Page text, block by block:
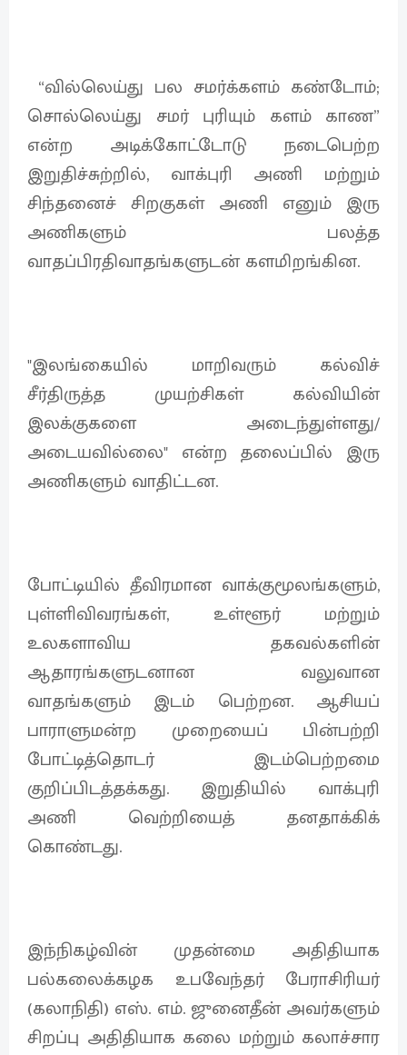
“வில்லெய்து பல சமர்க்களம் கண்டோம்;
சொல்லெய்து சமர் புரியும் களம் காண”
என்ற அடிக்கோட்டோடு நடைபெற்ற
இறுதிச்சுற்றில், வாக்புரி அணி மற்றும்
சிந்தனைச் சிறகுகள் அணி எனும் இரு
அணிகளும் பலத்த
வாதப்பிரதிவாதங்களுடன் களமிறங்கின.
"இலங்கையில் மாறிவரும் கல்விச்
சீர்திருத்த முயற்சிகள் கல்வியின்
இலக்குகளை அடைந்துள்ளது/
அடையவில்லை" என்ற தலைப்பில் இரு
அணிகளும் வாதிட்டன.
போட்டியில் தீவிரமான வாக்குமூலங்களும்,
புள்ளிவிவரங்கள், உள்ளூர் மற்றும்
உலகளாவிய தகவல்களின்
ஆதாரங்களுடனான வலுவான
வாதங்களும் இடம் பெற்றன. ஆசியப்
பாராளுமன்ற முறையைப் பின்பற்றி
போட்டித்தொடர் இடம்பெற்றமை
குறிப்பிடத்தக்கது. இறுதியில் வாக்புரி
அணி வெற்றியைத் தனதாக்கிக்
கொண்டது.
இந்நிகழ்வின் முதன்மை அதிதியாக
பல்கலைக்கழக உபவேந்தர் பேராசிரியர்
(கலாநிதி) எஸ். எம். ஜுனைதீன் அவர்களும்
சிறப்பு அதிதியாக கலை மற்றும் கலாச்சார